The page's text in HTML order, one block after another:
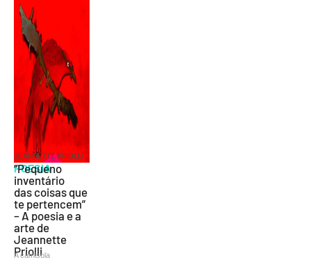
JEANNETTE PRIOLLI
POESIA
“Pequeno
inventário
das coisas que
te pertencem”
– A poesia e a
arte de
Jeannette
Priolli
A camisola